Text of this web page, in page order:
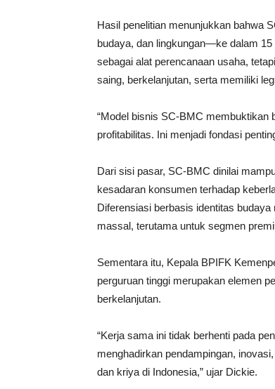
Hasil penelitian menunjukkan bahwa
budaya, dan lingkungan—ke dalam
sebagai alat perencanaan usaha,
saing, berkelanjutan, serta memiliki
“Model bisnis SC-BMC membuktikan
profitabilitas. Ini menjadi fondasi
Dari sisi pasar, SC-BMC dinilai
kesadaran konsumen terhadap
Diferensiasi berbasis identitas
massal, terutama untuk segmen
Sementara itu, Kepala BPIFK
perguruan tinggi merupakan elemen
berkelanjutan.
“Kerja sama ini tidak berhenti pada
menghadirkan pendampingan,
dan kriya di Indonesia,” ujar Dickie.